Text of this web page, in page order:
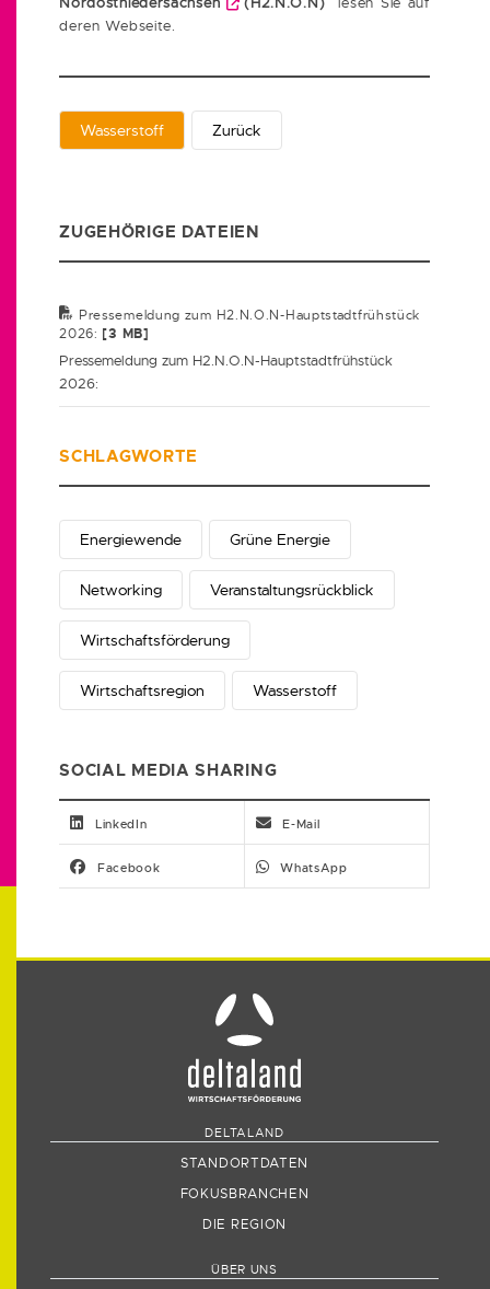
deren Webseite.
Wasserstoff Zurück
ZUGEHÖRIGE DATEIEN
Pressemeldung zum H2.N.O.N-Hauptstadtfrühstück
2026: [3 MB]
Pressemeldung zum H2.N.O.N-Hauptstadtfrühstück
2026:
SCHLAGWORTE
Energiewende Grüne Energie
Networking Veranstaltungsrückblick
Wirtschaftsförderung
Wirtschaftsregion Wasserstoff
SOCIAL MEDIA SHARING
LinkedIn E-Mail
Facebook WhatsApp
DELTALAND
STANDORTDATEN
FOKUSBRANCHEN
DIE REGION
ÜBER UNS